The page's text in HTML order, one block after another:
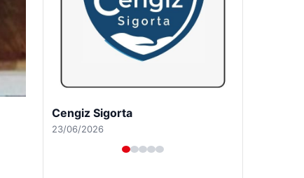
Hastaş Beton
26/05/2026